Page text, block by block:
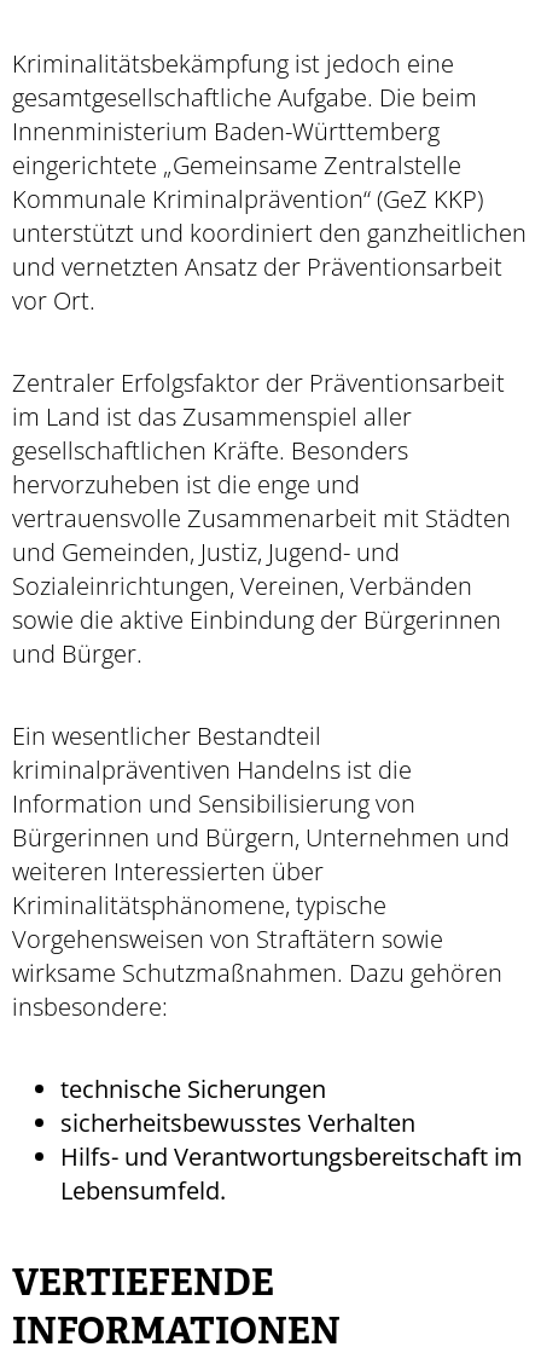
Kriminalitätsbekämpfung ist jedoch eine
gesamtgesellschaftliche Aufgabe. Die beim
Innenministerium Baden-Württemberg
eingerichtete „Gemeinsame Zentralstelle
Kommunale Kriminalprävention“ (GeZ KKP)
unterstützt und koordiniert den ganzheitlichen
und vernetzten Ansatz der Präventionsarbeit
vor Ort.
Zentraler Erfolgsfaktor der Präventionsarbeit
im Land ist das Zusammenspiel aller
gesellschaftlichen Kräfte. Besonders
hervorzuheben ist die enge und
vertrauensvolle Zusammenarbeit mit Städten
und Gemeinden, Justiz, Jugend- und
Sozialeinrichtungen, Vereinen, Verbänden
sowie die aktive Einbindung der Bürgerinnen
und Bürger.
Ein wesentlicher Bestandteil
kriminalpräventiven Handelns ist die
Information und Sensibilisierung von
Bürgerinnen und Bürgern, Unternehmen und
weiteren Interessierten über
Kriminalitätsphänomene, typische
Vorgehensweisen von Straftätern sowie
wirksame Schutzmaßnahmen. Dazu gehören
insbesondere:
technische Sicherungen
sicherheitsbewusstes Verhalten
Hilfs- und Verantwortungsbereitschaft im
Lebensumfeld.
VERTIEFENDE
INFORMATIONEN